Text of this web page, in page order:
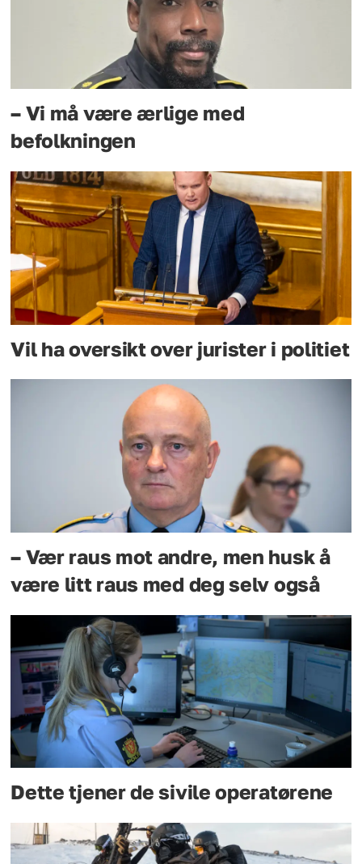
– Vi må være ærlige med
befolkningen
Vil ha oversikt over jurister i politiet
– Vær raus mot andre, men husk å
være litt raus med deg selv også
Dette tjener de sivile operatørene